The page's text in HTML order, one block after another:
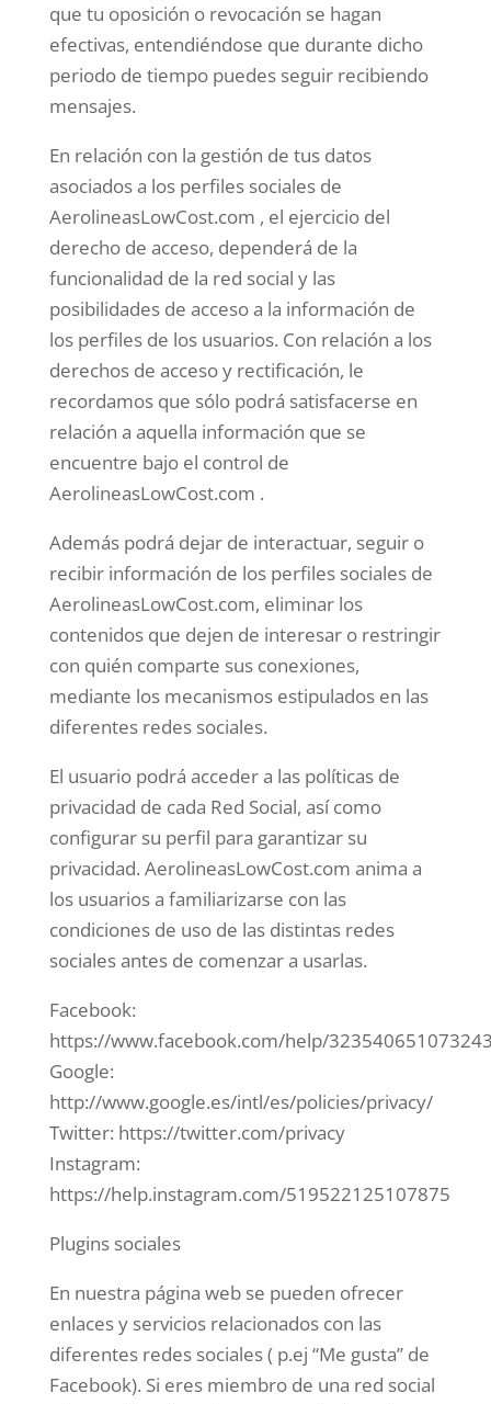
que tu oposición o revocación se hagan
efectivas, entendiéndose que durante dicho
periodo de tiempo puedes seguir recibiendo
mensajes.
En relación con la gestión de tus datos
asociados a los perfiles sociales de
AerolineasLowCost.com , el ejercicio del
derecho de acceso, dependerá de la
funcionalidad de la red social y las
posibilidades de acceso a la información de
los perfiles de los usuarios. Con relación a los
derechos de acceso y rectificación, le
recordamos que sólo podrá satisfacerse en
relación a aquella información que se
encuentre bajo el control de
AerolineasLowCost.com .
Además podrá dejar de interactuar, seguir o
recibir información de los perfiles sociales de
AerolineasLowCost.com, eliminar los
contenidos que dejen de interesar o restringir
con quién comparte sus conexiones,
mediante los mecanismos estipulados en las
diferentes redes sociales.
El usuario podrá acceder a las políticas de
privacidad de cada Red Social, así como
configurar su perfil para garantizar su
privacidad. AerolineasLowCost.com anima a
los usuarios a familiarizarse con las
condiciones de uso de las distintas redes
sociales antes de comenzar a usarlas.
Facebook:
https://www.facebook.com/help/
Google:
http://www.google.es/intl/es/policies/privacy/
Twitter: https://twitter.com/privacy
Instagram:
https://help.instagram.com/519522125107875
Plugins sociales
En nuestra página web se pueden ofrecer
enlaces y servicios relacionados con las
diferentes redes sociales ( p.ej “Me gusta” de
Facebook). Si eres miembro de una red social